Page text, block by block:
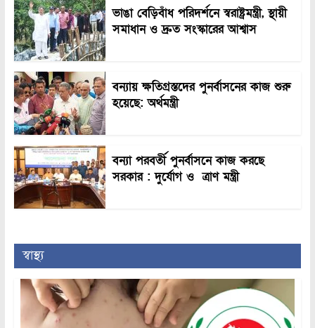
ভাঙা বেড়িবাঁধ পরিদর্শনে স্বরাষ্ট্রমন্ত্রী, স্থায়ী
সমাধান ও দ্রুত সংস্কারের আশ্বাস
বন্যায় ক্ষতিগ্রস্তদের পুনর্বাসনের কাজ শুরু
হয়েছে: অর্থমন্ত্রী
বন্যা পরবর্তী পুনর্বাসনে কাজ করছে
সরকার : দুর্যোগ ও ত্রাণ মন্ত্রী
স্বাস্থ্য